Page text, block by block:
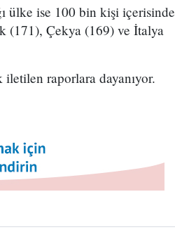
ülke ise 100 bin kişi içerisinde
(171), Çekya (169) ve İtalya
raporlara dayanıyor.